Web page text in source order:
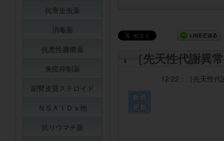
［先天性代謝異
12/22： ［先天性
抗寄生虫薬
消毒薬
抗悪性腫瘍薬
免疫抑制薬
副腎皮質ステロイド
ＮＳＡＩＤｓ他
抗リウマチ薬